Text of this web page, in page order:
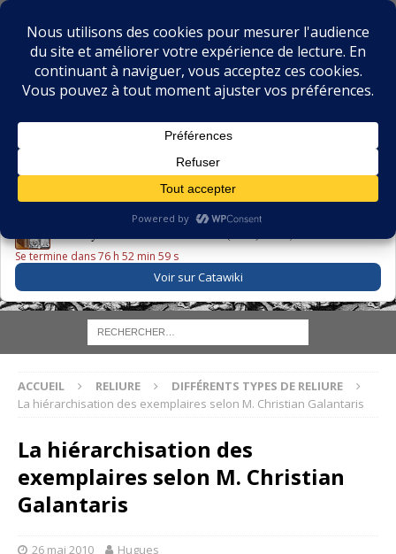
BIBLIOPHILIE.COM
LE BLOG DU BIBLIOPHILE, DES BIBLIOPHILES, DE LA
LE LIVRE DU JOUR
Se termine dans 76 h 52 min 58 s
Voir sur Catawiki
ACCUEIL RELIURE
DIFFÉRENTS TYPES DE RELIURE
La hiérarchisation des exemplaires selon M. Christian Galantaris
La hiérarchisation des
exemplaires selon M. Christian
Galantaris
26 mai 2010 Hugues